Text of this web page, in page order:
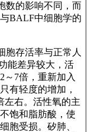
数的影响不同，而
BALF中细胞学的
胞存活率与正常人
能差异较大，活
～7倍，重新加入
有轻度的增加，
左右。活性氧的主
饱和脂肪酸，使
胞受损。矽肺、